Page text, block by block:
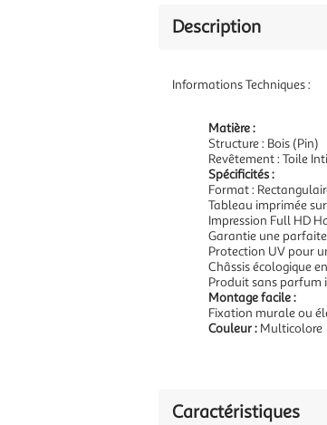
Description
Informations Techniques :
Matière :
Structure : Bois (Pin)
Revêtement : Toile
Spécificités :
Format :
Tableau imprimée
Impression Full HD
Garantie une
Protection UV pour
Châssis écologique
Produit sans parfum
Montage facile :
Fixation murale ou
Couleur : Multicolore
Caractéristiques